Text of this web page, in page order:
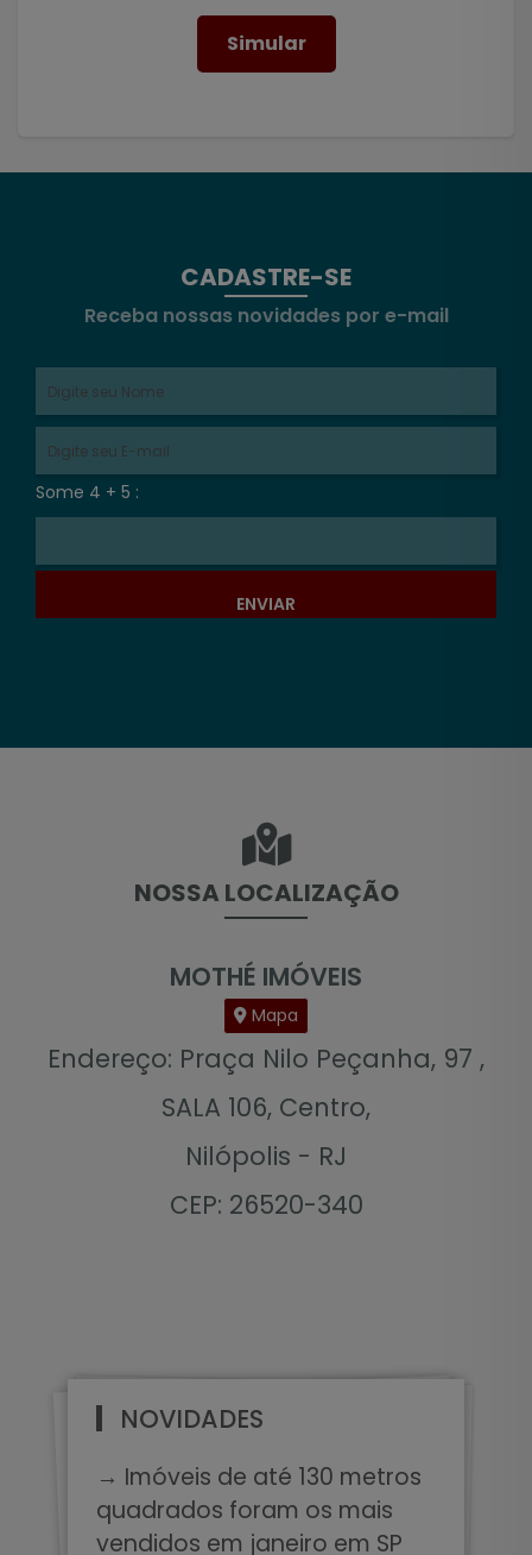
Simular
CADASTRE-SE
Receba nossas novidades por e-mail
Some 4 + 5 :
ENVIAR
NOSSA LOCALIZAÇÃO
MOTHÉ IMÓVEIS
Mapa
Endereço: Praça Nilo Peçanha, 97 ,
SALA 106, Centro,
Nilópolis - RJ
CEP: 26520-340
NOVIDADES
→ Imóveis de até 130 metros
quadrados foram os mais
vendidos em janeiro em SP